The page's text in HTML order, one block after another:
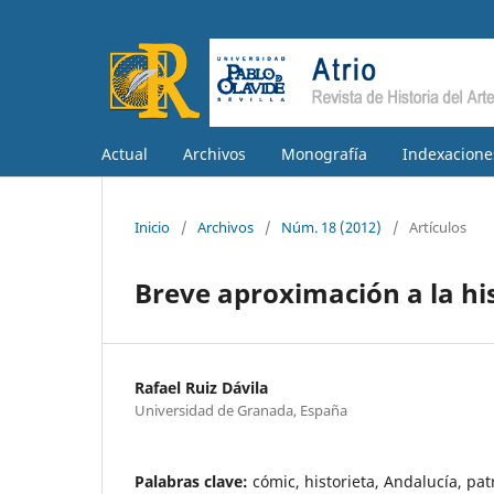
Actual Archivos Monografía
Inicio / Archivos / Núm. 18 (2012) / Artículos
Breve aproximación a la
Rafael Ruiz Dávila
Universidad de Granada, España
Palabras clave: cómic, historieta, Andalucía,